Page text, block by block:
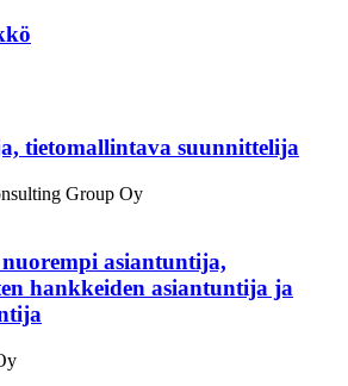
tietomallintava suunnittelija
Group Oy
asiantuntija,
hankkeiden asiantuntija ja